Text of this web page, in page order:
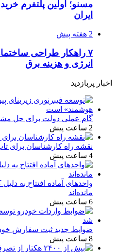
مسنو؛ اولین پلتفرم
ایران
2 هفته پیش
۷ راهکار طراحی
انرژی و هزینه برق
اخبار پربازدید
گام عملی دولت برای حل
2 ساعت پیش
نقشه راه کارشناسان برای
4 ساعت پیش
واحدهای آماده افتتاح به
مانده‌اند
6 ساعت پیش
ضوابط جدید ثبت سفارش
8 ساعت پیش